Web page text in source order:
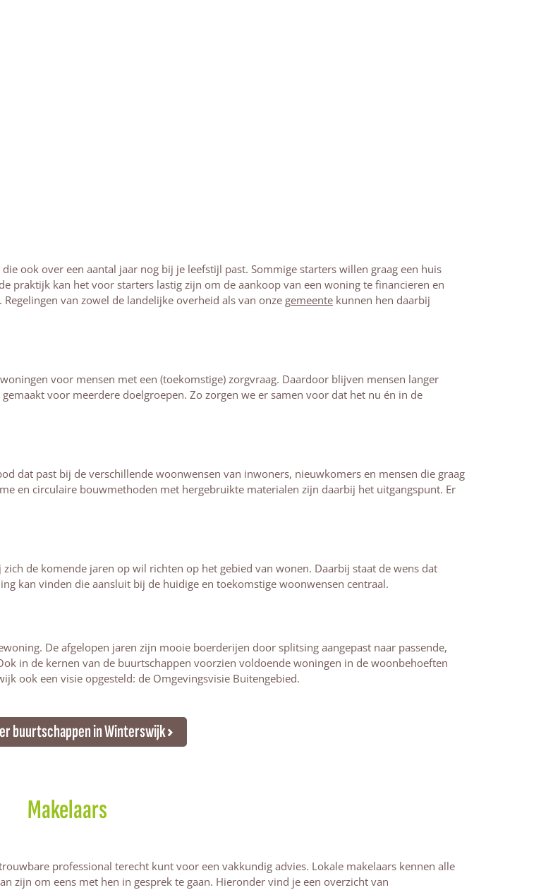
ook over een aantal jaar nog bij je leefstijl past. Sommige starters willen graag een huis
praktijk kan het voor starters lastig zijn om de aankoop van een woning te financieren en
van zowel de landelijke overheid als van onze gemeente kunnen hen daarbij
voor mensen met een (toekomstige) zorgvraag. Daardoor blijven mensen langer
voor meerdere doelgroepen. Zo zorgen we er samen voor dat het nu én in de
dat past bij de verschillende woonwensen van inwoners, nieuwkomers en mensen die graag
en circulaire bouwmethoden met hergebruikte materialen zijn daarbij het uitgangspunt. Er
de komende jaren op wil richten op het gebied van wonen. Daarbij staat de wens dat
kan vinden die aansluit bij de huidige en toekomstige woonwensen centraal.
De afgelopen jaren zijn mooie boerderijen door splitsing aangepast naar passende,
in de kernen van de buurtschappen voorzien voldoende woningen in de woonbehoeften
ook een visie opgesteld: de Omgevingsvisie Buitengebied.
buurtschappen in Winterswijk
Makelaars
professional terecht kunt voor een vakkundig advies. Lokale makelaars kennen alle
zijn om eens met hen in gesprek te gaan. Hieronder vind je een overzicht van